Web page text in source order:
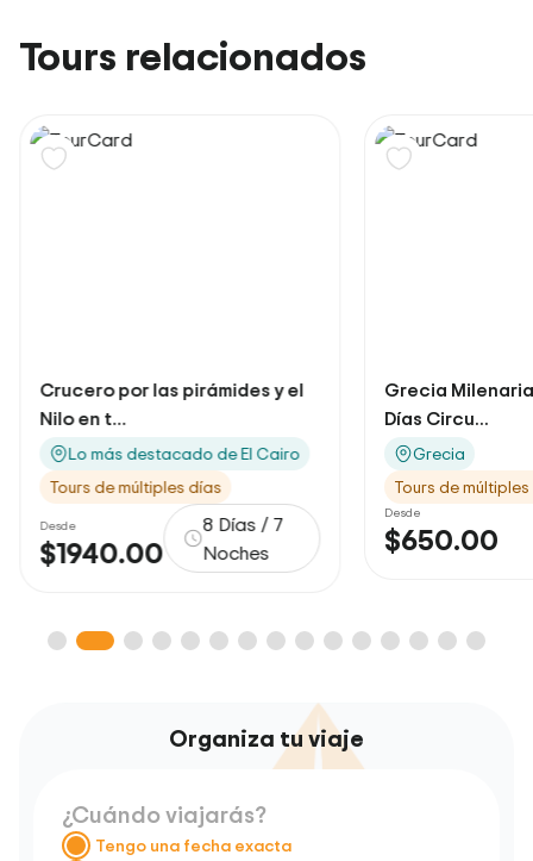
Tours relacionados
pirámides y el
de El Cairo
días
8 Días / 7
Noches
Grecia Milenaria 5 Noches / 6
Grecia
Tours de múltiples días
$650.00 6 dias
Organiza tu viaje
¿Cuándo viajarás?
Tengo una fecha exacta